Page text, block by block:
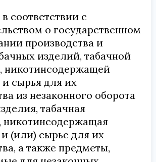
соответствии с
о государственном
производства и
изделий, табачной
никотинсодержащей
сырья для их
из незаконного оборота
табачная
никотинсодержащая
(или) сырье для их
а также предметы,